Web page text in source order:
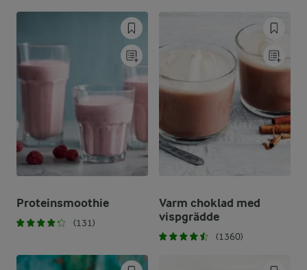
Proteinsmoothie
(131)
Varm choklad med
vispgrädde
(1360)